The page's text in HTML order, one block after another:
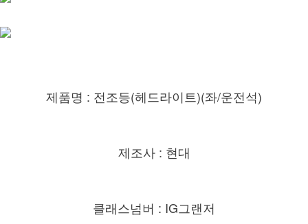
제품명 : 전조등(헤드라이트)(좌/운전석)
제조사 : 현대
클래스넘버 : IG그랜저